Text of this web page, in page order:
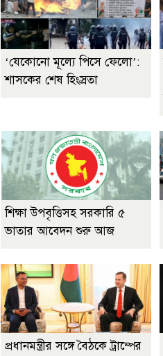
‘যেকোনো মূল্যে পিসে ফেলো’:
শাসকের শেষ হিংস্রতা
শিক্ষা উপবৃত্তিসহ সরকারি ৫
ভাতার আবেদন শুরু আজ
প্রধানমন্ত্রীর সঙ্গে বৈঠকে ট্রাম্পের